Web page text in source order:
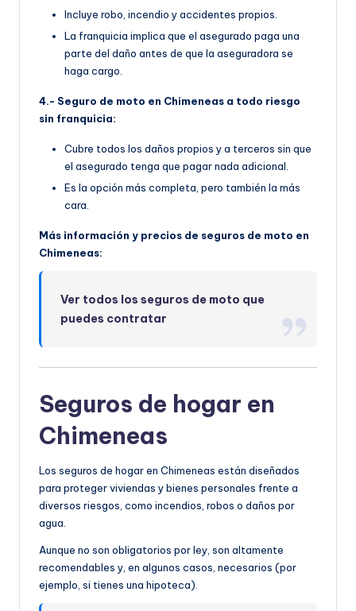
Incluye robo, incendio y accidentes propios.
La franquicia implica que el asegurado paga una
parte del daño antes de que la aseguradora se
haga cargo.
4.- Seguro de moto en Chimeneas a todo riesgo
sin franquicia:
Cubre todos los daños propios y a terceros sin que
el asegurado tenga que pagar nada adicional.
Es la opción más completa, pero también la más
cara.
Más información y precios de seguros de moto en
Chimeneas:
Ver todos los seguros de moto que
puedes contratar
Seguros de hogar en
Chimeneas
Los seguros de hogar en Chimeneas están diseñados
para proteger viviendas y bienes personales frente a
diversos riesgos, como incendios, robos o daños por
agua.
Aunque no son obligatorios por ley, son altamente
recomendables y, en algunos casos, necesarios (por
ejemplo, si tienes una hipoteca).